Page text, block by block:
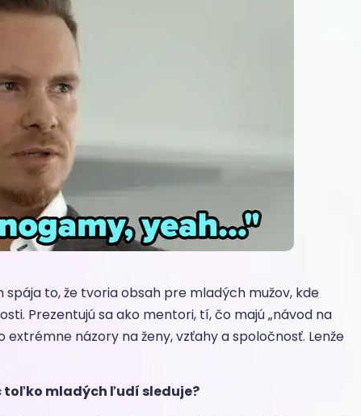
to, že tvoria obsah pre mladých mužov, kde
Prezentujú sa ako mentori, tí, čo majú „návod na
názory na ženy, vzťahy a spoločnosť. Lenže
toľko mladých ľudí sleduje?